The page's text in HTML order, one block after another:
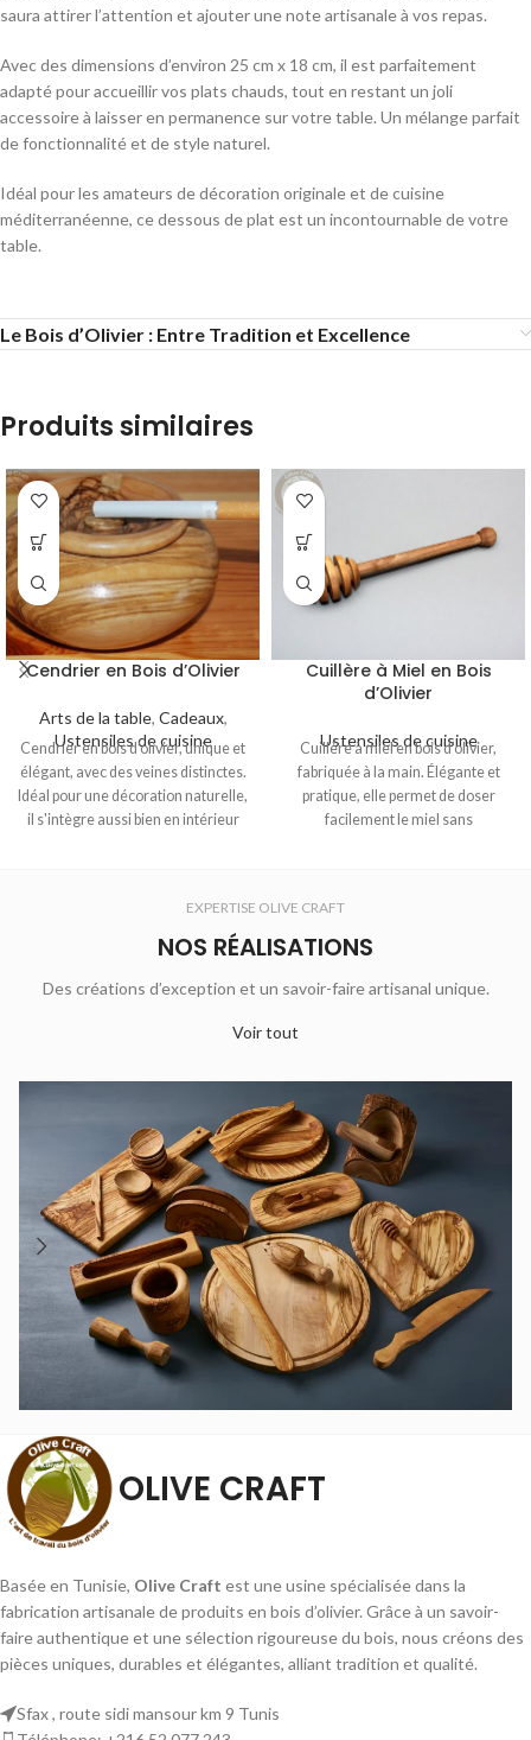
saura attirer l’attention et ajouter une note artisanale à vos repas.
Avec des dimensions d’environ 25 cm x 18 cm, il est parfaitement
adapté pour accueillir vos plats chauds, tout en restant un joli
accessoire à laisser en permanence sur votre table. Un mélange parfait
de fonctionnalité et de style naturel.
Idéal pour les amateurs de décoration originale et de cuisine
méditerranéenne, ce dessous de plat est un incontournable de votre
table.
Le Bois d’Olivier : Entre Tradition et Excellence
Produits similaires
Cendrier en Bois d’Olivier
Arts de la table, Cadeaux,
Ustensiles de cuisine
Cendrier en bois d’olivier, unique et
élégant, avec des veines distinctes.
Idéal pour une décoration naturelle,
il s'intègre aussi bien en intérieur
Cuillère à Miel en Bois
d’Olivier
Ustensiles de cuisine
Cuillère à miel en bois d’olivier,
fabriquée à la main. Élégante et
pratique, elle permet de doser
facilement le miel sans
accessoire parfait pour les
amateurs de miel.
EXPERTISE OLIVE CRAFT
NOS RÉALISATIONS
Des créations d’exception et un savoir-faire artisanal unique.
Voir tout
OLIVE CRAFT
Basée en Tunisie, Olive Craft est une usine spécialisée dans la
fabrication artisanale de produits en bois d’olivier. Grâce à un savoir-
faire authentique et une sélection rigoureuse du bois, nous créons des
pièces uniques, durables et élégantes, alliant tradition et qualité.
Sfax , route sidi mansour km 9 Tunis